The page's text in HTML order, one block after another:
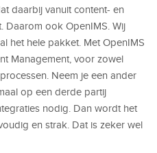
daarbij vanuit content- en
Daarom ook OpenIMS. Wij
het hele pakket. Met OpenIMS
Management, voor zowel
Neem je een ander
op een derde partij
nodig. Dan wordt het
en strak. Dat is zeker wel